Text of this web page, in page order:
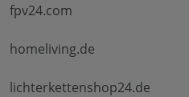
fpv24.com
homeliving.de
lichterkettenshop24.de